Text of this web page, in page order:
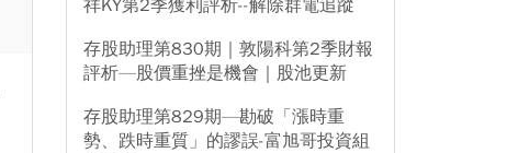
祥KY第2季獲利評析--解除群電追蹤
存股助理第830期｜敦陽科第2季財報
評析—股價重挫是機會｜股池更新
存股助理第829期—勘破「漲時重
勢、跌時重質」的謬誤-富旭哥投資組